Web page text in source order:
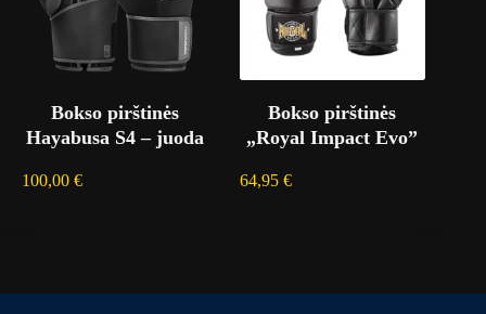
Bokso pirštinės
Hayabusa S4 – juoda
100,00 €
Bokso pirštinės
„Royal Impact Evo”
64,95 €